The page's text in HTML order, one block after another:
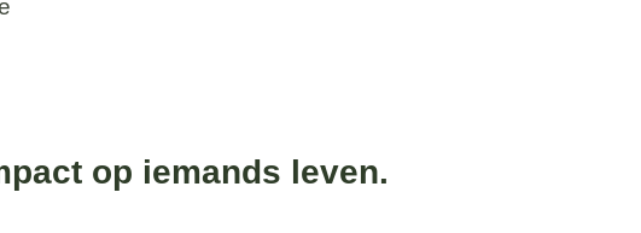
op iemands leven.